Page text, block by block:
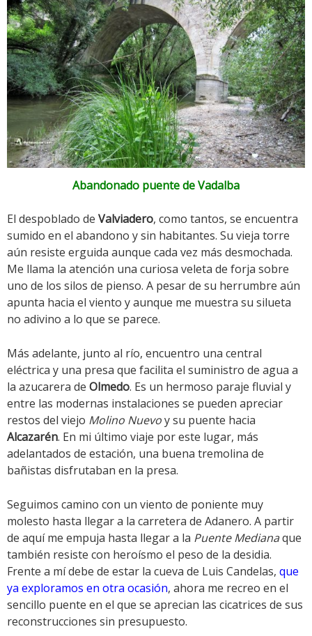
Abandonado puente de Vadalba
El despoblado de Valviadero, como tantos, se encuentra
sumido en el abandono y sin habitantes. Su vieja torre
aún resiste erguida aunque cada vez más desmochada.
Me llama la atención una curiosa veleta de forja sobre
uno de los silos de pienso. A pesar de su herrumbre aún
apunta hacia el viento y aunque me muestra su silueta
no adivino a lo que se parece.
Más adelante, junto al río, encuentro una central
eléctrica y una presa que facilita el suministro de agua a
la azucarera de Olmedo. Es un hermoso paraje fluvial y
entre las modernas instalaciones se pueden apreciar
restos del viejo Molino Nuevoy su puente hacia
Alcazarén. En mi último viaje por este lugar, más
adelantados de estación, una buena tremolina de
bañistas disfrutaban en la presa.
Seguimos camino con un viento de poniente muy
molesto hasta llegar a la carretera de Adanero. A partir
de aquí me empuja hasta llegar a la Puente Medianaque
también resiste con heroísmo el peso de la desidia.
Frente a mí debe de estar la cueva de Luis Candelas, que
ya exploramos en otra ocasión, ahora me recreo en el
sencillo puente en el que se aprecian las cicatrices de sus
reconstrucciones sin presupuesto.